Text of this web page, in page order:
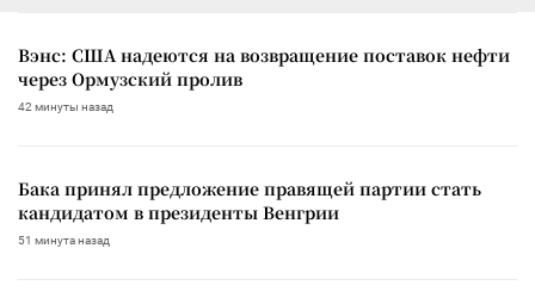
Вэнс: США надеются на возвращение поставок нефти
через Ормузский пролив
42 минуты назад
Бака принял предложение правящей партии стать
кандидатом в президенты Венгрии
51 минута назад